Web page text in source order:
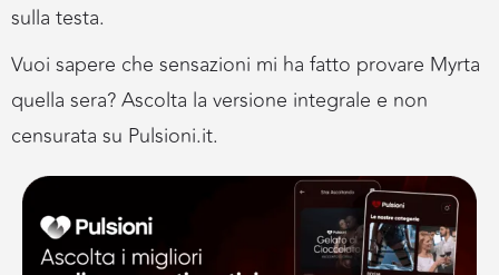
sulla testa.
Vuoi sapere che sensazioni mi ha fatto provare Myrta
quella sera? Ascolta la versione integrale e non
censurata su Pulsioni.it.